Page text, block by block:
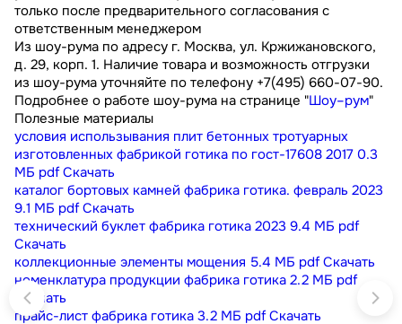
только после предварительного согласования с
ответственным менеджером
Из шоу-рума по адресу г. Москва, ул. Кржижановского,
д. 29, корп. 1. Наличие товара и возможность отгрузки
из шоу-рума уточняйте по телефону +7(495) 660-07-90.
Подробнее о работе шоу-рума на странице "Шоу–рум"
Полезные материалы
условия использывания плит бетонных тротуарных
изготовленных фабрикой готика по гост-17608 2017 0.3
МБ pdf Скачать
каталог бортовых камней фабрика готика. февраль 2023
9.1 МБ pdf Скачать
технический буклет фабрика готика 2023 9.4 МБ pdf
Скачать
коллекционные элементы мощения 5.4 МБ pdf Скачать
номенклатура продукции фабрика готика 2.2 МБ pdf
Скачать
прайс-лист фабрика готика 3.2 МБ pdf Скачать